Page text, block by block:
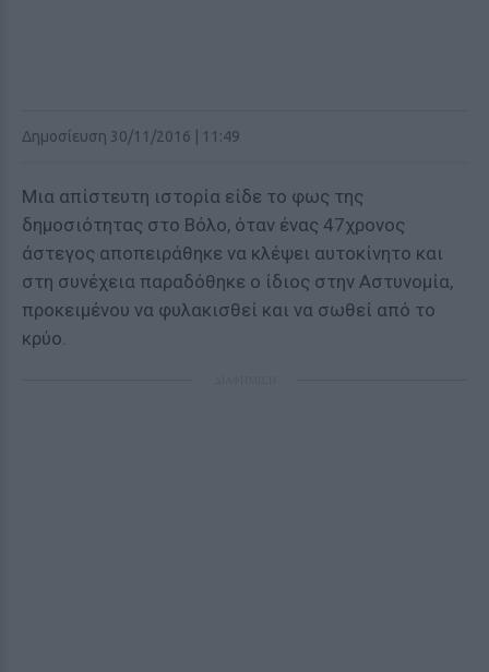
Δημοσίευση 30/11/2016 | 11:49
Μια απίστευτη ιστορία είδε το φως της
δημοσιότητας στο Βόλο, όταν ένας 47χρονος
άστεγος αποπειράθηκε να κλέψει αυτοκίνητο και
στη συνέχεια παραδόθηκε ο ίδιος στην Αστυνομία,
προκειμένου να φυλακισθεί και να σωθεί από το
κρύο.